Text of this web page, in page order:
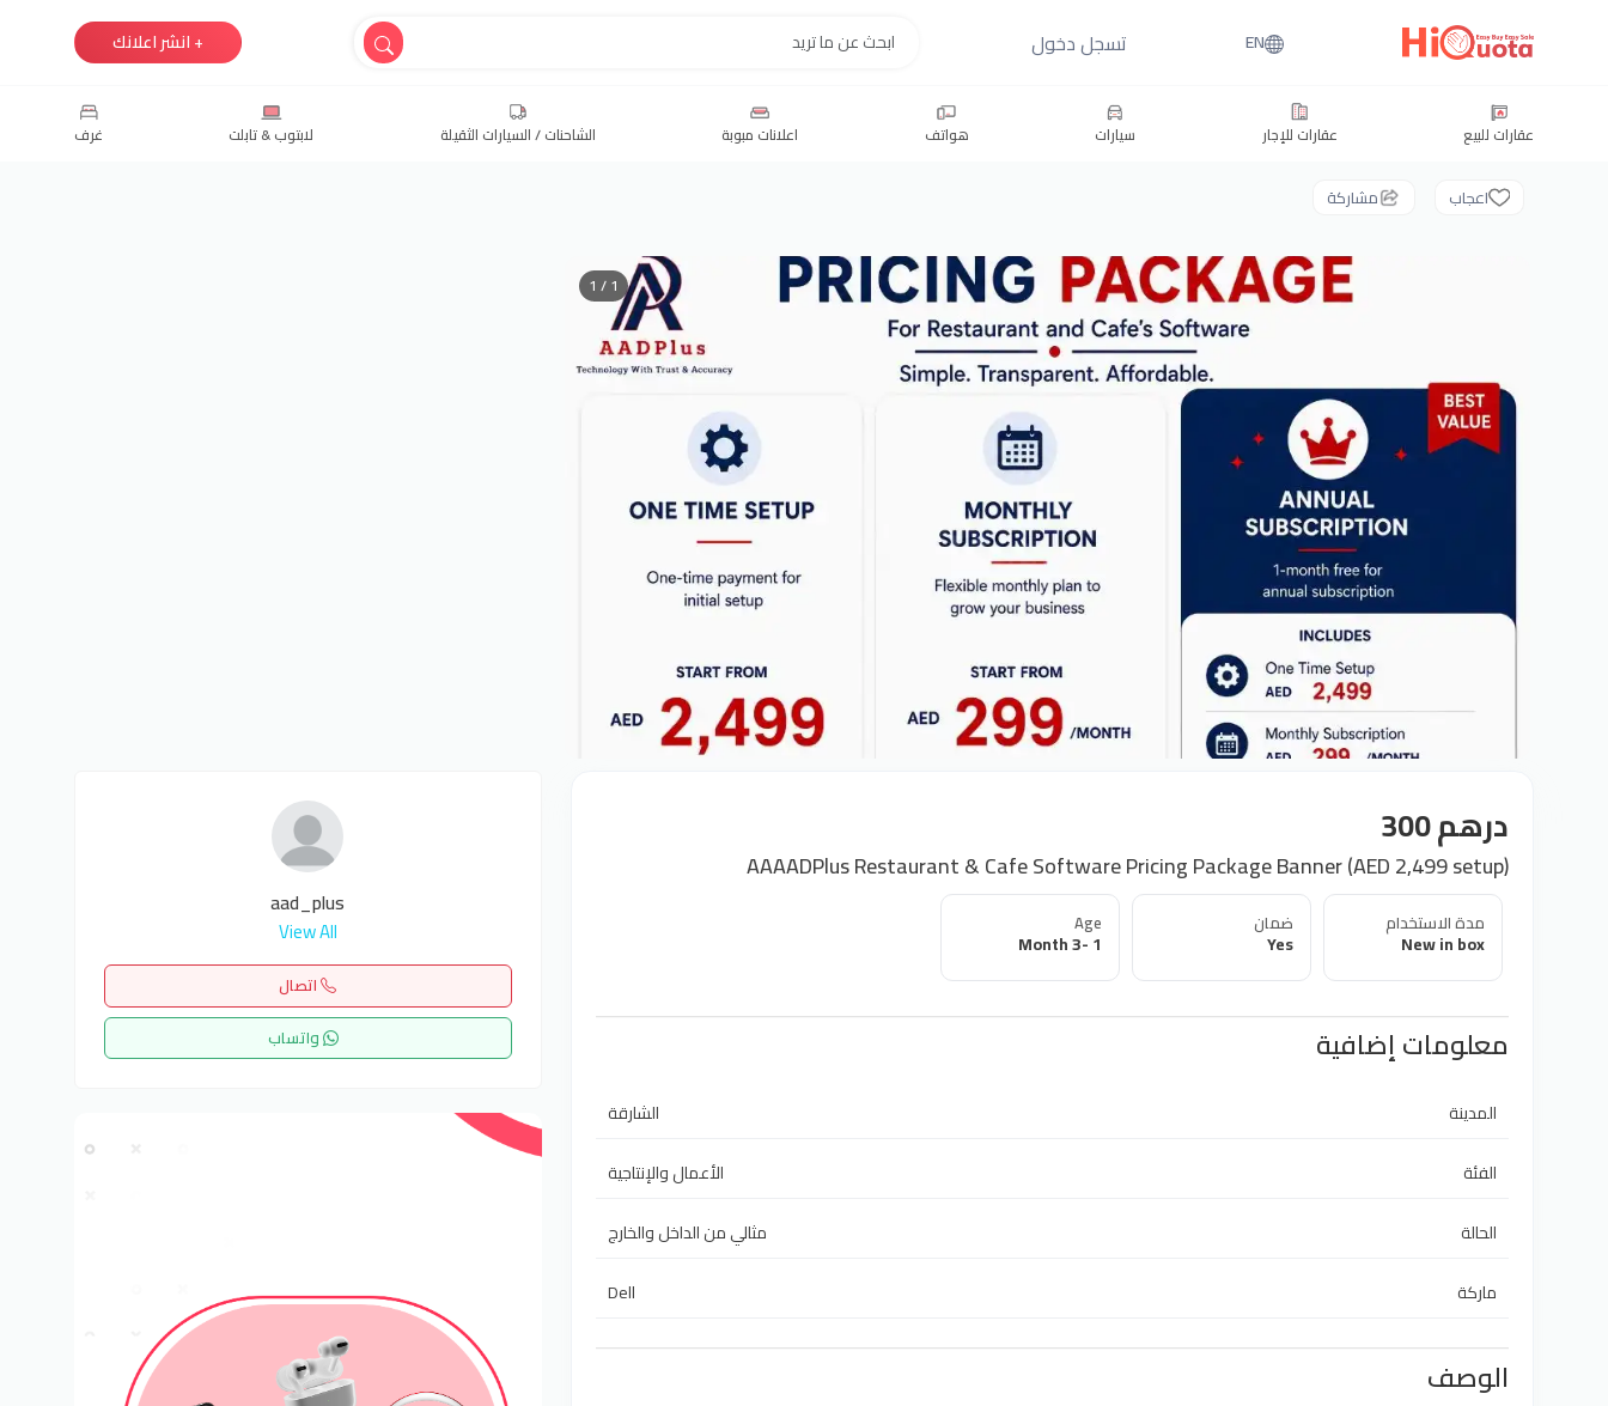
EN تسجل دخول + انشر اعلانك
عقارات للبيع عقارات للإجار سيارات هواتف اعلانات مبوبة الشاحنات / السيارات الثقيلة لابتوب & تابلت غرف
اعجاب مشاركة
1 / 1
درهم 300
AAAADPlus Restaurant & Cafe Software Pricing Package Banner (AED 2,499 setup)
مدة الاستخدام
New in box
ضمان
Yes
Age
1 -3 Month
معلومات إضافية
المدينة
الشارقة
الفئة
الأعمال والإنتاجية
الحالة
مثالي من الداخل والخارج
ماركة
Dell
الوصف
aad_plus
View All
اتصال
واتساب